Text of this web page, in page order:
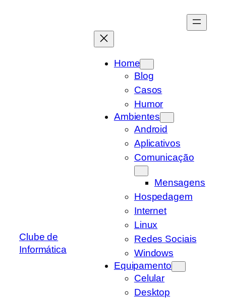
Clube de
Informática
Home
Blog
Casos
Humor
Ambientes
Android
Aplicativos
Comunicação
Mensagens
Hospedagem
Internet
Linux
Redes Sociais
Windows
Equipamento
Celular
Desktop